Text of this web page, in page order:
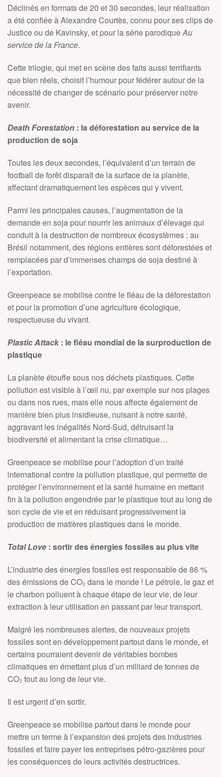
Déclinés en formats de 20 et 30 secondes, leur réalisation
a été confiée à Alexandre Courtès, connu pour ses clips de
Justice ou de Kavinsky, et pour la série parodiqueAu
service de la France.
Cette trilogie, qui met en scène des faits aussi terrifiants
que bien réels, choisit l’humour pour fédérer autour de la
nécessité de changer de scénario pour préserver notre
avenir.
Death Forestation : la déforestation au service de la
production de soja
Toutes les deux secondes, l’équivalent d’un terrain de
football de forêt disparaît de la surface de la planète,
affectant dramatiquement les espèces qui y vivent.
Parmi les principales causes, l’augmentation de la
demande en soja pour nourrir les animaux d’élevage qui
conduit à la destruction de nombreux écosystèmes : au
Brésil notamment, des régions entières sont déforestées et
remplacées par d’immenses champs de soja destiné à
l’exportation.
Greenpeace se mobilise contre le fléau de la déforestation
et pour la promotion d’une agriculture écologique,
respectueuse du vivant.
Plastic Attack: le fléau mondial de la surproduction de
plastique
La planète étouffe sous nos déchets plastiques. Cette
pollution est visible à l’œil nu, par exemple sur nos plages
ou dans nos rues, mais elle nous affecte également de
manière bien plus insidieuse, nuisant à notre santé,
aggravant les inégalités Nord-Sud, détruisant la
biodiversité et alimentant la crise climatique…
Greenpeace se mobilise pour l’adoption d’un traité
international contre la pollution plastique, qui permette de
protéger l’environnement et la santé humaine en mettant
fin à la pollution engendrée par le plastique tout au long de
son cycle de vie et en réduisant progressivement la
production de matières plastiques dans le monde.
Total Love : sortir des énergies fossiles au plus vite
L’industrie des énergies fossiles est responsable de 86 %
des émissions de CO₂ dans le monde ! Le pétrole, le gaz et
le charbon polluent à chaque étape de leur vie, de leur
extraction à leur utilisation en passant par leur transport.
Malgré les nombreuses alertes, de nouveaux projets
fossiles sont en développement partout dans le monde, et
certains pourraient devenir de véritables bombes
climatiques en émettant plus d’un milliard de tonnes de
CO₂ tout au long de leur vie.
Il est urgent d’en sortir.
Greenpeace se mobilise partout dans le monde pour
mettre un terme à l’expansion des projets des industries
fossiles et faire payer les entreprises pétro-gazières pour
les conséquences de leurs activités destructrices.